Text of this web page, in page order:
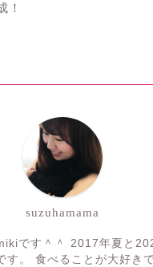
！
suzuhamama
です＾＾ 2017年夏と
す。 食べることが大好き